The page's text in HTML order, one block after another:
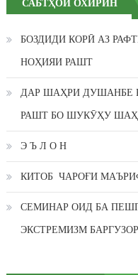
САБТҲОИ ОХИРИН
БОЗДИДИ КОРӢ АЗ
НОҲИЯИ РАШТ
ДАР ШАҲРИ ДУШАНБЕ
РАШТ БО ШУКӮҲУ
Э Ъ Л О Н
КИТОБ ЧАРОҒИ
СЕМИНАР ОИД БА
ЭКСТРЕМИЗМ